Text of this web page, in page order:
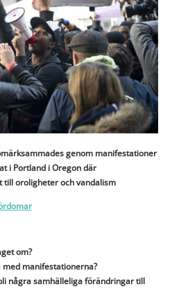
genom manifestationer
i Portland i Oregon där
oroligheter och vandalism
om?
manifestationerna?
några samhälleliga förändringar till